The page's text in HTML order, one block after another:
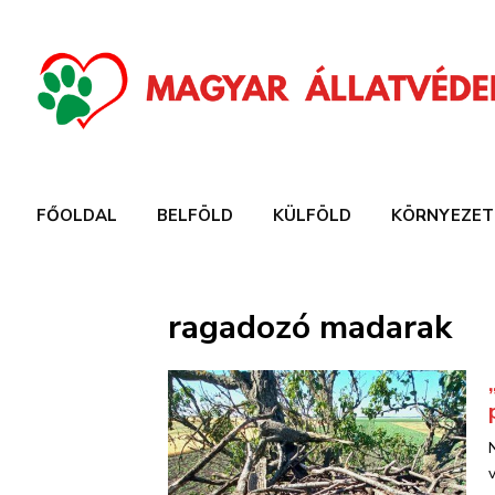
FŐOLDAL BELFÖLD KÜLFÖLD KÖRNYEZET
ragadozó madarak